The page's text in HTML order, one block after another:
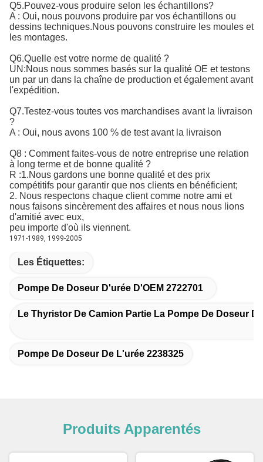
Q5.Pouvez-vous produire selon les échantillons?
A : Oui, nous pouvons produire par vos échantillons ou
dessins techniques.Nous pouvons construire les moules et
les montages.
Q6.Quelle est votre norme de qualité ?
UN:Nous nous sommes basés sur la qualité OE et testons
un par un dans la chaîne de production et également avant
l'expédition.
Q7.Testez-vous toutes vos marchandises avant la livraison
?
A : Oui, nous avons 100 % de test avant la livraison
Q8 : Comment faites-vous de notre entreprise une relation
à long terme et de bonne qualité ?
R :1.Nous gardons une bonne qualité et des prix
compétitifs pour garantir que nos clients en bénéficient;
2. Nous respectons chaque client comme notre ami et
nous faisons sincèrement des affaires et nous nous lions
d'amitié avec eux,
peu importe d'où ils viennent.
1971-1989, 1999-2005
Les Étiquettes:
Pompe De Doseur D'urée D'OEM 2722701
Le Thyristor De Camion Partie La Pompe De Doseur
Pompe De Doseur De L'urée 2238325
Produits Apparentés